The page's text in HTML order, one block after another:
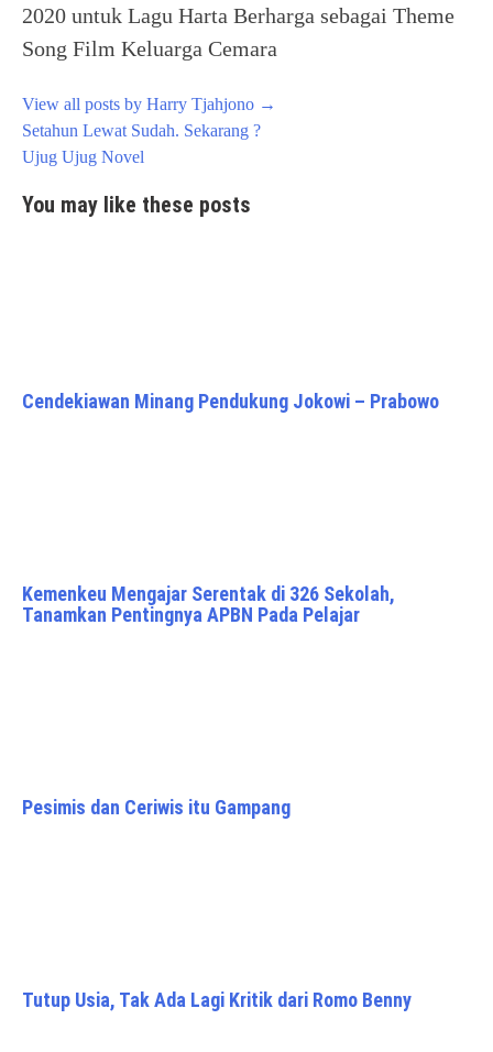
2020 untuk Lagu Harta Berharga sebagai Theme
Song Film Keluarga Cemara
View all posts by Harry Tjahjono →
Post
navigation
Setahun Lewat Sudah. Sekarang ?
Ujug Ujug Novel
You may like these posts
Cendekiawan Minang Pendukung Jokowi – Prabowo
Kemenkeu Mengajar Serentak di 326 Sekolah,
Tanamkan Pentingnya APBN Pada Pelajar
Pesimis dan Ceriwis itu Gampang
Tutup Usia, Tak Ada Lagi Kritik dari Romo Benny